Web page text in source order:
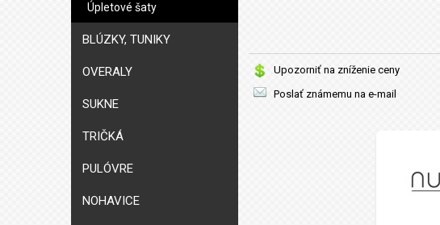
Úpletové šaty
BLÚZKY, TUNIKY
OVERALY
SUKNE
TRIČKÁ
PULÓVRE
NOHAVICE
Upozorniť na zníženie ceny
Poslať známemu na e-mail